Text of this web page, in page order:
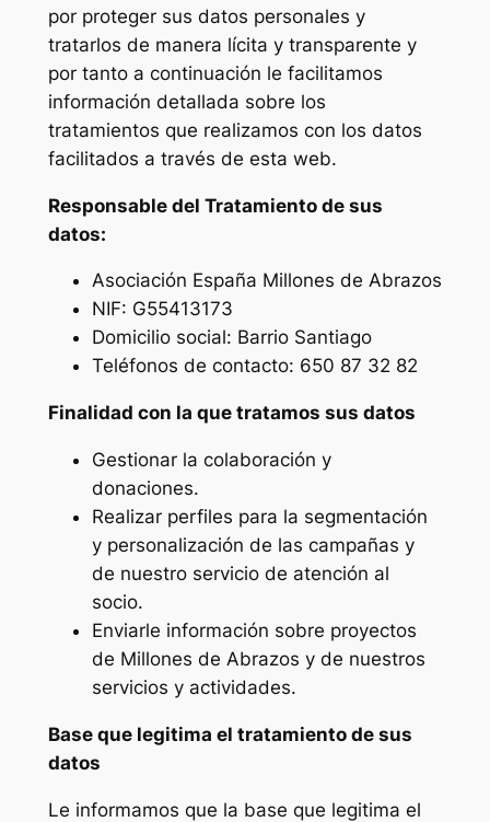
por proteger sus datos personales y
tratarlos de manera lícita y transparente y
por tanto a continuación le facilitamos
información detallada sobre los
tratamientos que realizamos con los datos
facilitados a través de esta web.
Responsable del Tratamiento de sus
datos:
Asociación España Millones de Abrazos
NIF: G55413173
Domicilio social: Barrio Santiago
Teléfonos de contacto: 650 87 32 82
Finalidad con la que tratamos sus datos
Gestionar la colaboración y
donaciones.
Realizar perfiles para la segmentación
y personalización de las campañas y
de nuestro servicio de atención al
socio.
Enviarle información sobre proyectos
de Millones de Abrazos y de nuestros
servicios y actividades.
Base que legitima el tratamiento de sus
datos
Le informamos que la base que legitima el